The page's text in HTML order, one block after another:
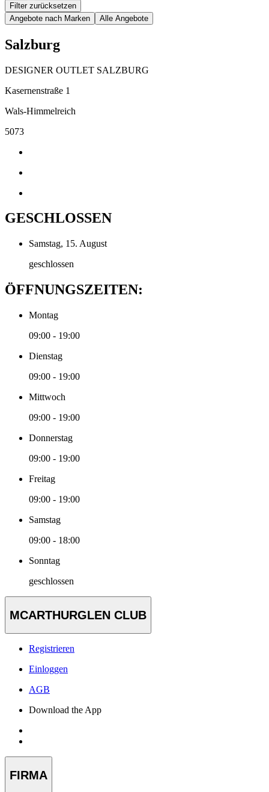
Filter zurücksetzen
Angebote nach Marken
Alle Angebote
Salzburg
DESIGNER OUTLET SALZBURG
Kasernenstraße 1
Wals-Himmelreich
5073
GESCHLOSSEN
Samstag, 15. August
geschlossen
ÖFFNUNGSZEITEN:
Montag
09:00 - 19:00
Dienstag
09:00 - 19:00
Mittwoch
09:00 - 19:00
Donnerstag
09:00 - 19:00
Freitag
09:00 - 19:00
Samstag
09:00 - 18:00
Sonntag
geschlossen
MCARTHURGLEN CLUB
Registrieren
Einloggen
AGB
Download the App
FIRMA